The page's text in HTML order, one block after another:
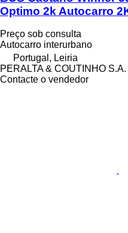
Optimo 2k Autocarro
Preço sob consulta
Autocarro interurbano
Portugal, Leiria
PERALTA & COUTINHO S.A.
Contacte o vendedor